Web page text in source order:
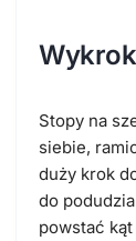
Stopy na
siebie,
duży krok
do
powstać